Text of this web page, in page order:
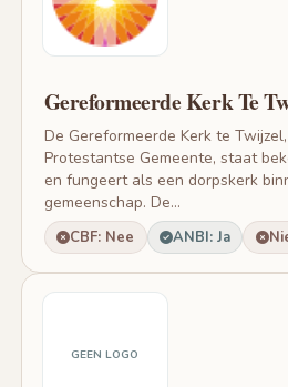
Gereformeerde Kerk Te
De Gereformeerde Kerk te
Protestantse Gemeente, staat
en fungeert als een dorpskerk
gemeenschap. De...
CBF: Nee ANBI: Ja
GEEN LOGO